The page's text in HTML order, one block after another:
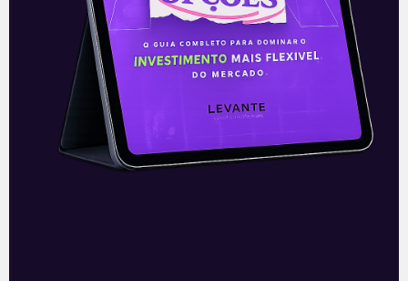
Para ficar por dentro do universo dos
investimentos de maneira prática,
clique abaixo einscreva-se
gratuitamente